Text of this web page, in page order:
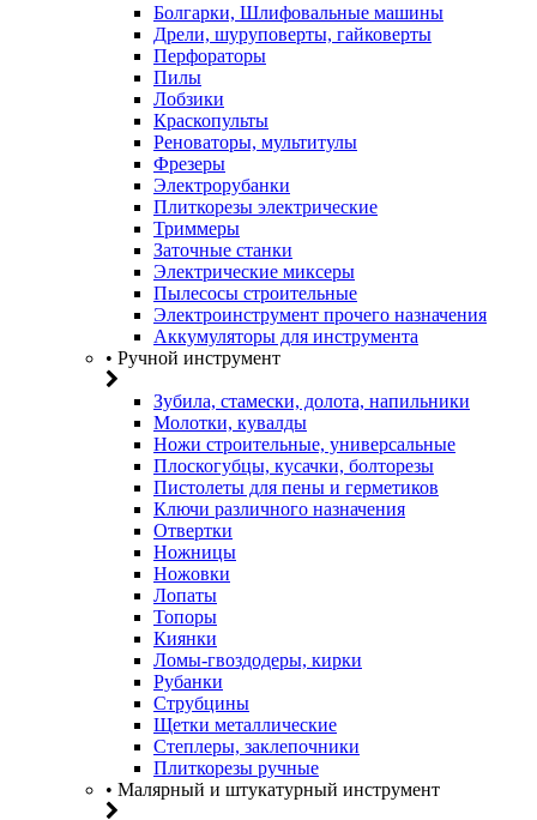
Болгарки, Шлифовальные машины
Дрели, шуруповерты, гайковерты
Перфораторы
Пилы
Лобзики
Краскопульты
Реноваторы, мультитулы
Фрезеры
Электрорубанки
Плиткорезы электрические
Триммеры
Заточные станки
Электрические миксеры
Пылесосы строительные
Электроинструмент прочего назначения
Аккумуляторы для инструмента
• Ручной инструмент
Зубила, стамески, долота, напильники
Молотки, кувалды
Ножи строительные, универсальные
Плоскогубцы, кусачки, болторезы
Пистолеты для пены и герметиков
Ключи различного назначения
Отвертки
Ножницы
Ножовки
Лопаты
Топоры
Киянки
Ломы-гвоздодеры, кирки
Рубанки
Струбцины
Щетки металлические
Степлеры, заклепочники
Плиткорезы ручные
• Малярный и штукатурный инструмент